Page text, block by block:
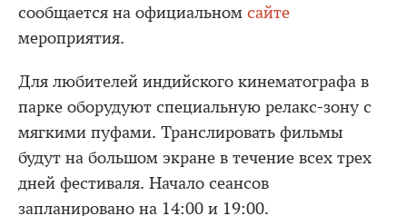
сообщается на официальном сайте
мероприятия.
Для любителей индийского кинематографа в
парке оборудуют специальную релакс-зону с
мягкими пуфами. Транслировать фильмы
будут на большом экране в течение всех трех
дней фестиваля. Начало сеансов
запланировано на 14:00 и 19:00.